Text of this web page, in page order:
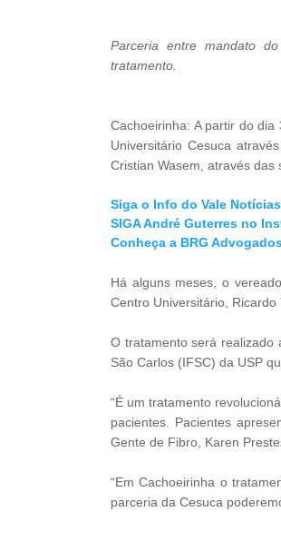
Parceria entre mandato
tratamento.
Cachoeirinha: A partir do
Universitário Cesuca
Cristian Wasem, através das
Siga o Info do Vale
SIGA André Guterres no
Conheça a BRG
Há alguns meses, o
Centro Universitário,
O tratamento será realizado
São Carlos (IFSC) da USP
“É um tratamento
pacientes. Pacientes
Gente de Fibro, Karen
“Em Cachoeirinha o
parceria da Cesuca